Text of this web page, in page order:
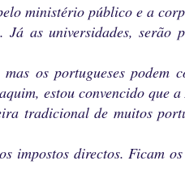
ministério público e a
as universidades, serão
os portugueses
estou convencido que
tradicional de muitos
directos. Ficam